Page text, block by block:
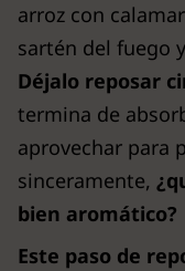
arroz con
sartén del fuego
Déjalo reposar
termina de
aprovechar para
sinceramente,
bien aromático?
Este paso de